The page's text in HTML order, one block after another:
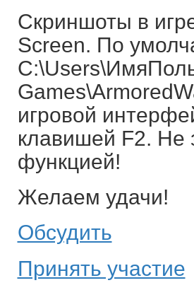
Скриншоты в
Screen. По
игровой
клавишей F2. Не
функцией!
Желаем удачи!
Обсудить
Принять участие